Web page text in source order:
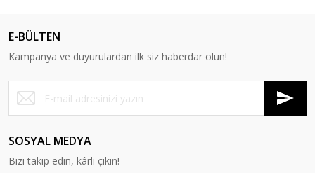
E-BÜLTEN
Kampanya ve duyurulardan ilk siz haberdar olun!
SOSYAL MEDYA
Bizi takip edin, kârlı çıkın!